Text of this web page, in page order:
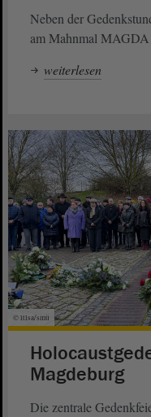
Neben der
am Mahnmal
weiterlesen
© ltlsa/smü
Magdeburg
Die zentrale